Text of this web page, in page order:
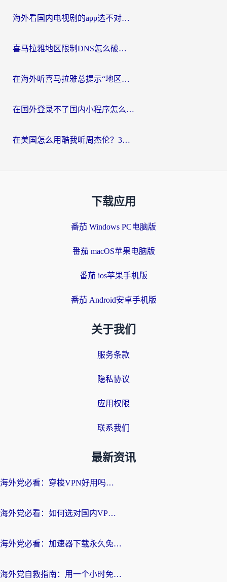
海外看国内电视剧的app选不对？这份回国加速器避坑指南帮你流畅追剧
喜马拉雅地区限制DNS怎么破？海外党听国内音乐听书的终极解决方案
在海外听喜马拉雅总提示“地区限制”？3步轻松解除+听国内音乐全攻略
在国外登录不了国内小程序怎么办？选对回国加速器，轻松解锁国内资源
在美国怎么用酷我听周杰伦？3步搞定海外听歌难题
下载应用
番茄 Windows PC电脑版
番茄 macOS苹果电脑版
番茄 ios苹果手机版
番茄 Android安卓手机版
关于我们
服务条款
隐私协议
应用权限
联系我们
最新资讯
海外党必看：穿梭VPN好用吗？和云帆VPN对比哪个回国效果更好？附真实测评+避坑指南
海外党必看：如何选对国内VPN，实现无缝访问国内资源？
海外党必看：加速器下载永久免费版真的存在吗？教你无缝访问国内资源的正确姿势
海外党自救指南：用一个小时免费加速器，轻松打破国内资源访问壁垒？